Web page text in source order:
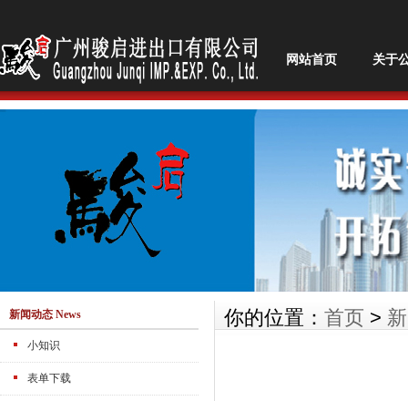
网站首页 关于
新闻动态 News
小知识
表单下载
你的位置： 首页 >